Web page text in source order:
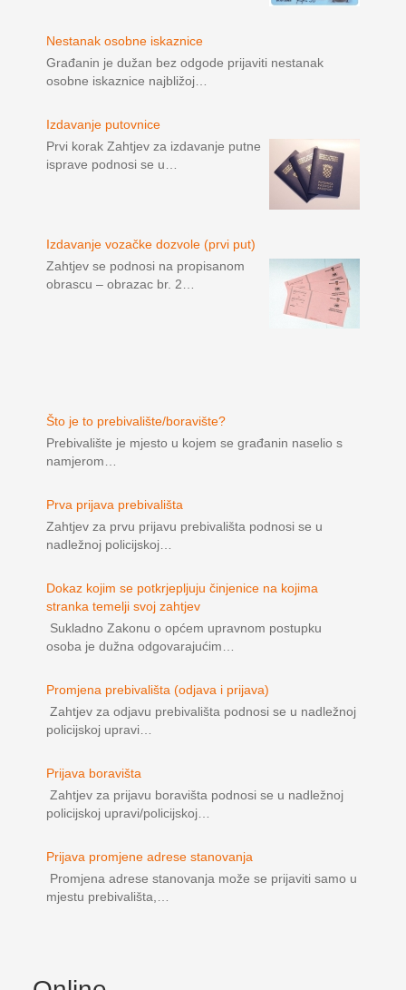
Nestanak osobne iskaznice
Građanin je dužan bez odgode prijaviti nestanak
osobne iskaznice najbližoj…
Izdavanje putovnice
Prvi korak Zahtjev za izdavanje putne
isprave podnosi se u…
Izdavanje vozačke dozvole (prvi put)
Zahtjev se podnosi na propisanom
obrascu – obrazac br. 2…
Što je to prebivalište/boravište?
Prebivalište je mjesto u kojem se građanin naselio s
namjerom…
Prva prijava prebivališta
Zahtjev za prvu prijavu prebivališta podnosi se u
nadležnoj policijskoj…
Dokaz kojim se potkrjepljuju činjenice na kojima
stranka temelji svoj zahtjev
Sukladno Zakonu o općem upravnom postupku
osoba je dužna odgovarajućim…
Promjena prebivališta (odjava i prijava)
Zahtjev za odjavu prebivališta podnosi se u nadležnoj
policijskoj upravi…
Prijava boravišta
Zahtjev za prijavu boravišta podnosi se u nadležnoj
policijskoj upravi/policijskoj…
Prijava promjene adrese stanovanja
Promjena adrese stanovanja može se prijaviti samo u
mjestu prebivališta,…